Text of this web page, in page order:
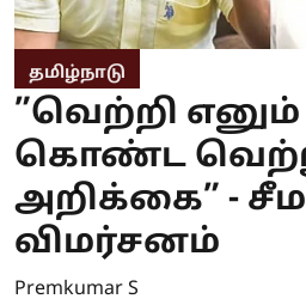
தமிழ்நாடு
”வெற்றி
கொண்ட
அறிக்கை” -
விமர்சனம்
Premkumar S